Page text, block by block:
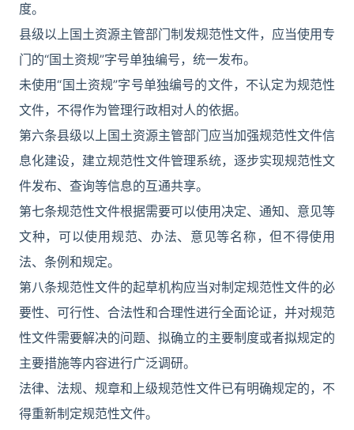
度。
县级以上国土资源主管部门制发规范性文件，应当使用专
门的“国土资规”字号单独编号，统一发布。
未使用“国土资规”字号单独编号的文件，不认定为规范性
文件，不得作为管理行政相对人的依据。
第六条县级以上国土资源主管部门应当加强规范性文件信
息化建设，建立规范性文件管理系统，逐步实现规范性文
件发布、查询等信息的互通共享。
第七条规范性文件根据需要可以使用决定、通知、意见等
文种，可以使用规范、办法、意见等名称，但不得使用
法、条例和规定。
第八条规范性文件的起草机构应当对制定规范性文件的必
要性、可行性、合法性和合理性进行全面论证，并对规范
性文件需要解决的问题、拟确立的主要制度或者拟规定的
主要措施等内容进行广泛调研。
法律、法规、规章和上级规范性文件已有明确规定的，不
得重新制定规范性文件。